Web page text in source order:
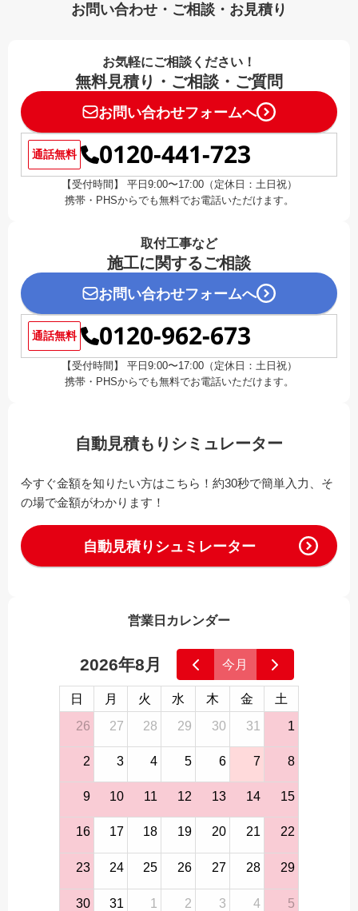
お問い合わせ・ご相談・お見積り
お気軽にご相談ください！
無料見積り・ご相談・ご質問
お問い合わせフォームへ
通話無料 0120-441-723
【受付時間】 平日9:00〜17:00（定休日：土日祝）
携帯・PHSからでも無料でお電話いただけます。
取付工事など
施工に関するご相談
お問い合わせフォームへ
通話無料 0120-962-673
【受付時間】 平日9:00〜17:00（定休日：土日祝）
携帯・PHSからでも無料でお電話いただけます。
自動見積もりシミュレーター
今すぐ金額を知りたい方はこちら！約30秒で簡単入力、そ
の場で金額がわかります！
自動見積りシュミレーター
営業日カレンダー
2026年8月 今月
日 月 火 水 木 金
土
26
27 28 29 30 31 1
2 3 4 5 6 7 8
9 10 11 12 13 14 15
16 17 18 19 20 21 22
23 24 25 26 27 28 29
30 31 1 2 3 4 5